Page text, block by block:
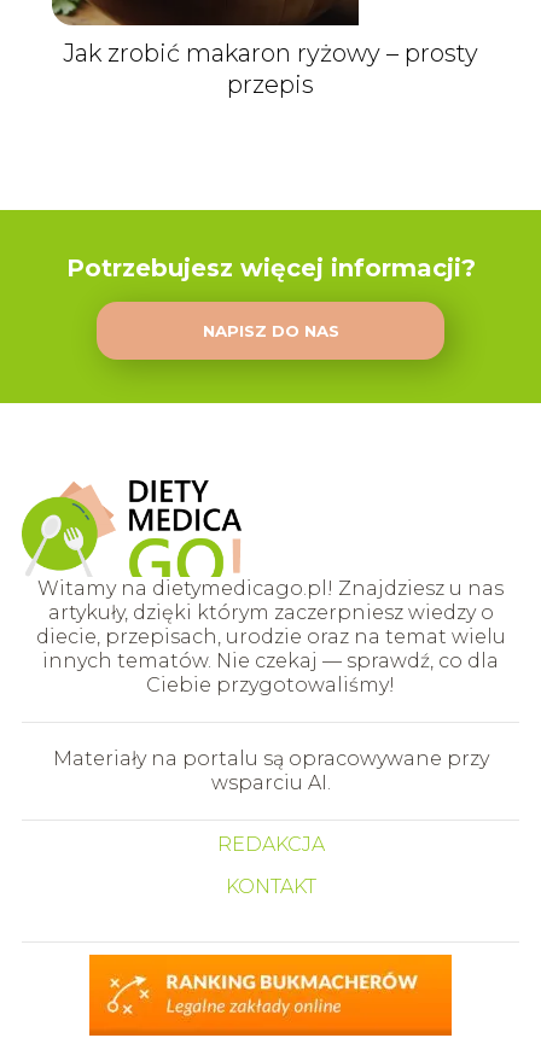
Jak zrobić makaron ryżowy – prosty
przepis
Potrzebujesz więcej informacji?
NAPISZ DO NAS
Witamy na dietymedicago.pl! Znajdziesz u nas
artykuły, dzięki którym zaczerpniesz wiedzy o
diecie, przepisach, urodzie oraz na temat wielu
innych tematów. Nie czekaj — sprawdź, co dla
Ciebie przygotowaliśmy!
Materiały na portalu są opracowywane przy
wsparciu AI.
REDAKCJA
KONTAKT